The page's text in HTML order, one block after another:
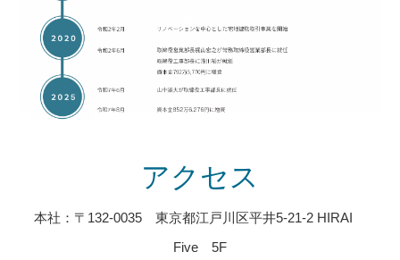
アクセス
本社：〒132-0035 東京都江戸川区平井5-21-2 HIRAI
Five 5F